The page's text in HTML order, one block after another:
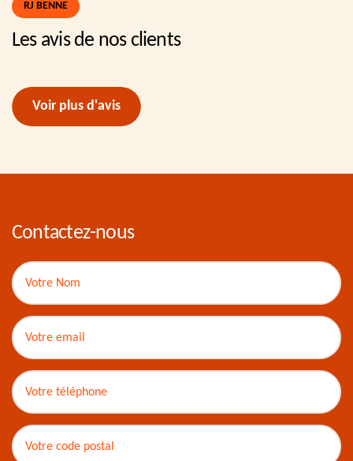
RJ BENNE
Les avis de nos clients
Voir plus d'avis
Contactez-nous